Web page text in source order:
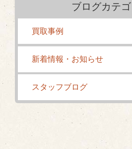
ブログカテ
買取事例
新着情報・お知らせ
スタッフブログ